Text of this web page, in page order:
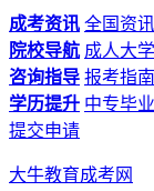
成考资讯 全国资讯
院校导航 成人大学
咨询指导 报考指南
学历提升 中专毕业
提交申请
大牛教育成考网